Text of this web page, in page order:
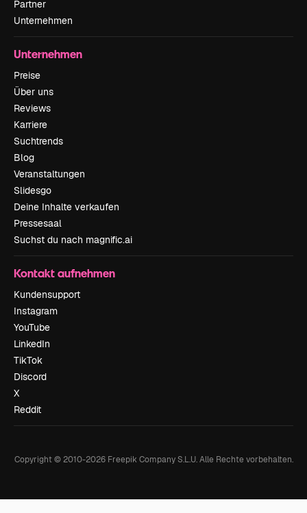
Partner
Unternehmen
Unternehmen
Preise
Über uns
Reviews
Karriere
Suchtrends
Blog
Veranstaltungen
Slidesgo
Deine Inhalte verkaufen
Pressesaal
Suchst du nach magnific.ai
Kontakt aufnehmen
Kundensupport
Instagram
YouTube
LinkedIn
TikTok
Discord
X
Reddit
Copyright © 2010-2026Freepik Company S.L.U. Alle Rechte vorbehalten.